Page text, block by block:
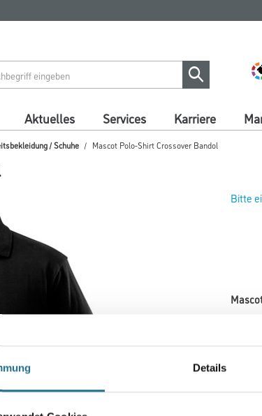
Details
Aktuelles Services Karriere
/ Schuhe Mascot Polo-Shirt Crossover Bandol
Bitte